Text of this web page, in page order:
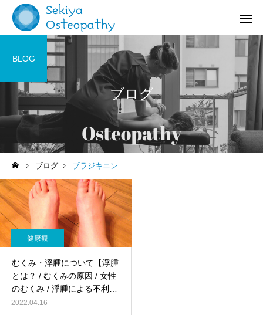
お知らせ
オステオパシー施術＠国立
(くにたち)市
施術記録
【症例紹介】活動量の
ブログ
BLOG
ブログ ブラジキニン
健康観
むくみ・浮腫について【浮腫
とは？ / むくみの原因 / 女性
のむくみ / 浮腫による不利
益】
2022.04.16